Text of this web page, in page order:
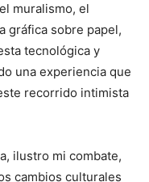
muralismo, el
gráfica sobre papel,
tecnológica y
una experiencia que
recorrido intimista
ilustro mi combate,
cambios culturales